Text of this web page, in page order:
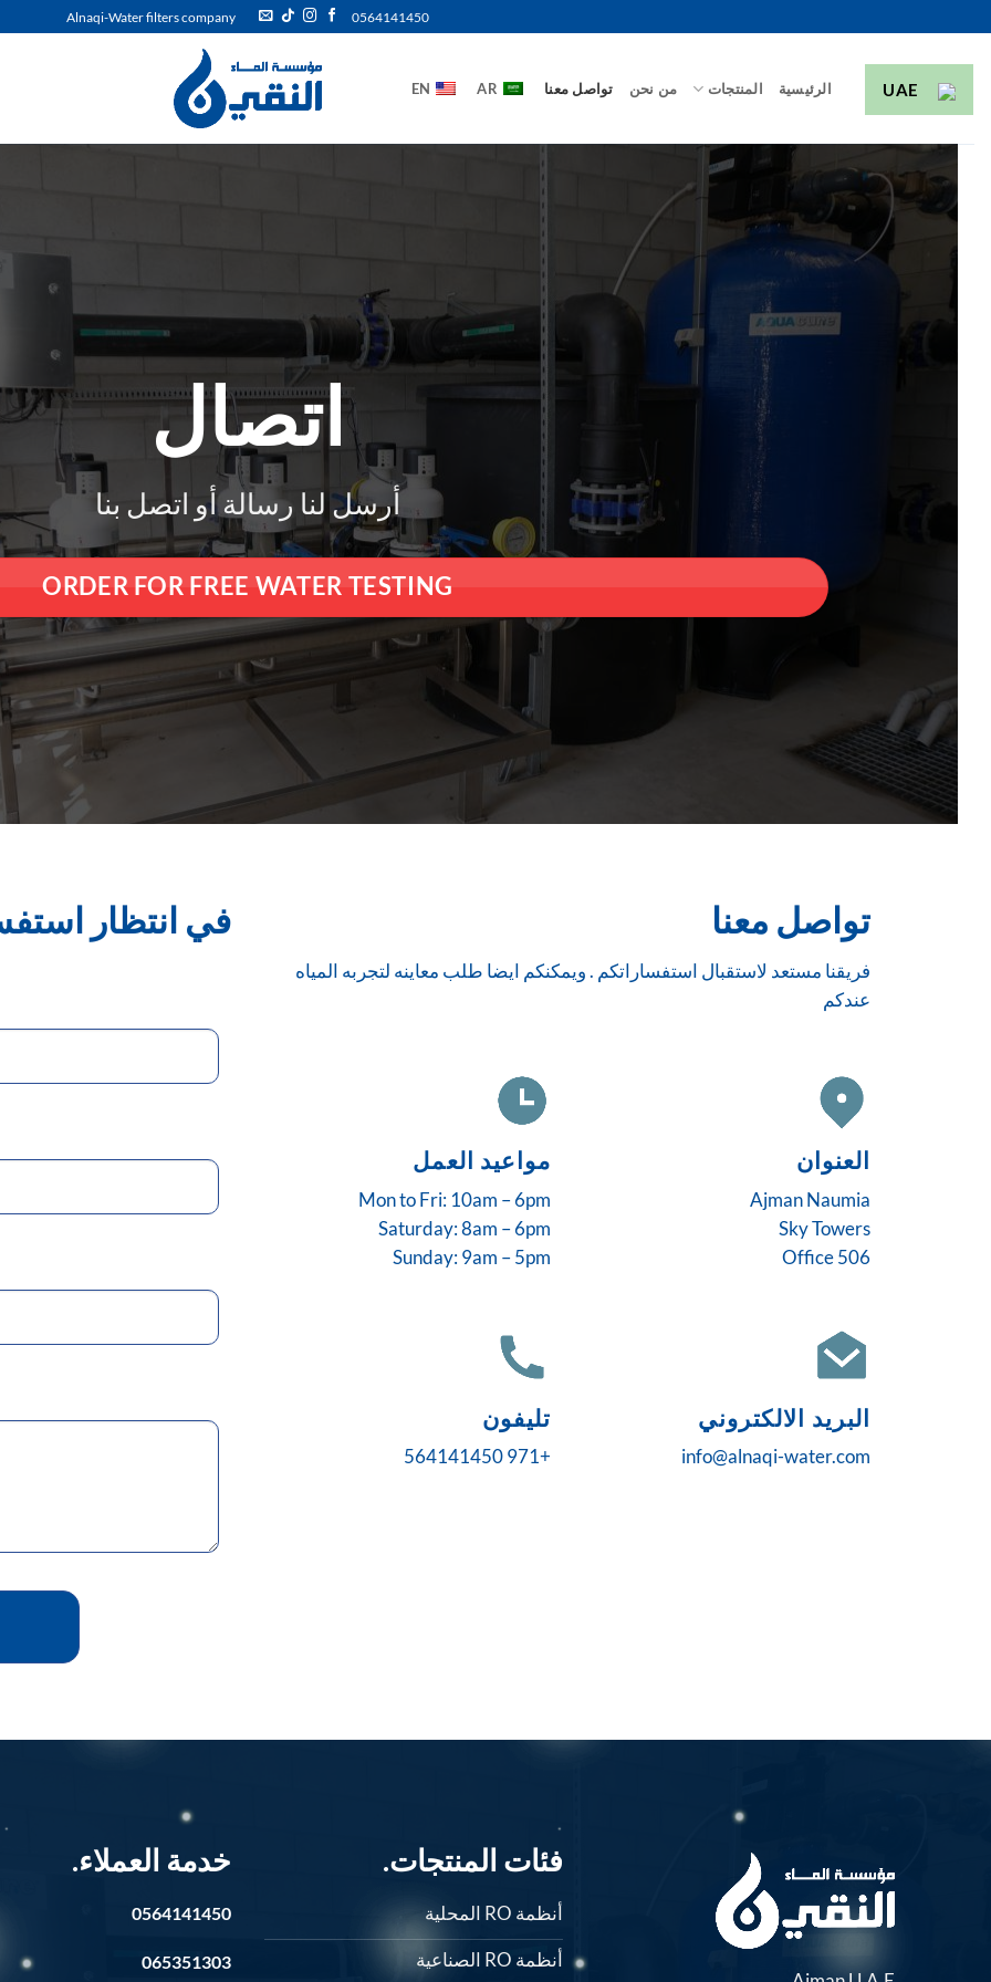
0564141450
Alnaqi-Water filters company
الرئيسية المنتجات من نحن تواصل معنا AR
EN
اتصال
أرسل لنا رسالة أو اتصل بنا
ORDER FOR FREE WATER TESTING
تواصل معنا
فريقنا مستعد لاستقبال استفساراتكم . ويمكنكم ايضا طلب معاينه لتجربه المياه
عندكم
العنوان
Ajman Naumia
Sky Towers
Office 506
مواعيد العمل
Mon to Fri: 10am – 6pm
Saturday: 8am – 6pm
Sunday: 9am – 5pm
البريد الالكتروني
info@alnaqi-water.com
تليفون
+971 564141450
في انتظار
فئات المنتجات.
أنظمة RO المحلية
أنظمة RO الصناعية
خدمة العملاء.
0564141450
065351303